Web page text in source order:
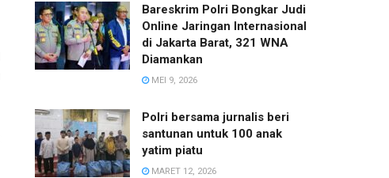
Bareskrim Polri Bongkar Judi
Online Jaringan Internasional
di Jakarta Barat, 321 WNA
Diamankan
MEI 9, 2026
Polri bersama jurnalis beri
santunan untuk 100 anak
yatim piatu
MARET 12, 2026